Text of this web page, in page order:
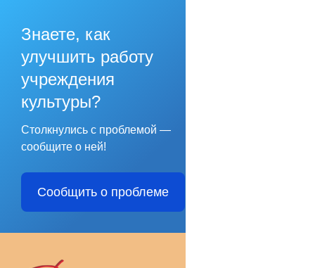
Знаете, как
улучшить работу
учреждения
культуры?
Столкнулись с проблемой —
сообщите о ней!
Сообщить о проблеме